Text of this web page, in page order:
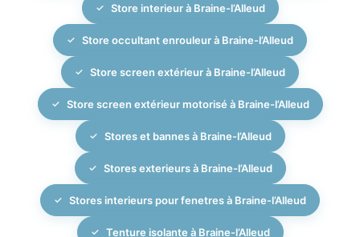
Store interieur à Braine-l’Alleud
Store occultant enrouleur à Braine-l’Alleud
Store screen extérieur à Braine-l’Alleud
Store screen extérieur motorisé à Braine-l’Alleud
Stores et bannes à Braine-l’Alleud
Stores exterieurs à Braine-l’Alleud
Stores interieurs pour fenetres à Braine-l’Alleud
Tenture isolante à Braine-l’Alleud